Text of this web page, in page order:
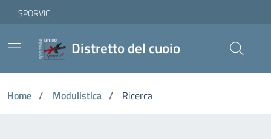
Skip to Main Content
Vai ai contenuti
Vai al footer
SPORVIC
Distretto del cuoio
Home / Modulistica / Ricerca